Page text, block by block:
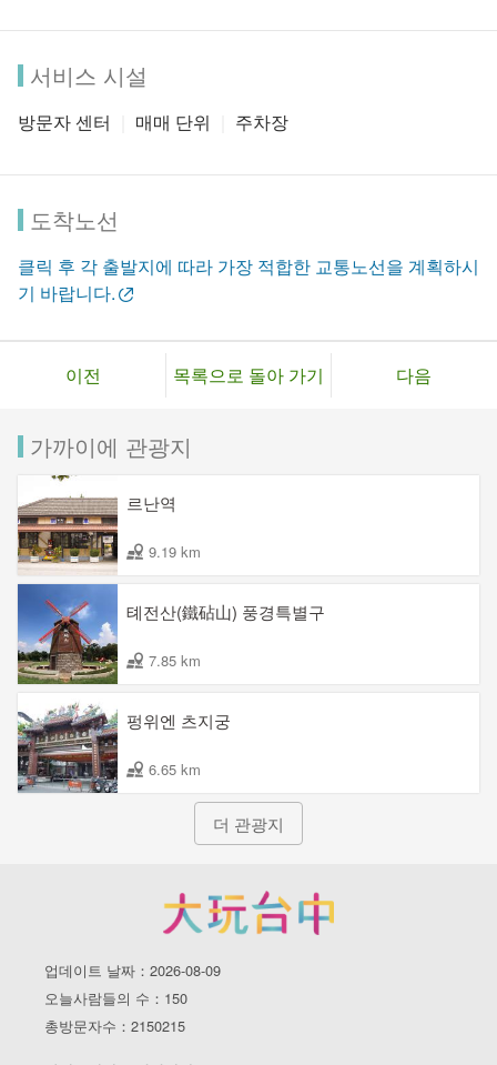
서비스 시설
방문자 센터 매매 단위 주차장
도착노선
클릭 후 각 출발지에 따라 가장 적합한 교통노선을 계획하시
기 바랍니다.
이전 목록으로 돌아 가기 다음
가까이에 관광지
르난역
9.19 km
톄전산(鐵砧山) 풍경특별구
7.85 km
펑위엔 츠지궁
6.65 km
더 관광지
업데이트 날짜：2026-08-09
오늘사람들의 수：150
총방문자수：2150215